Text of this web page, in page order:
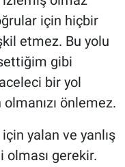
için hiçbir
etmez. Bu yolu
gibi
bir yol
olmanızı önlemez.
yalan ve yanlış
olması gerekir.